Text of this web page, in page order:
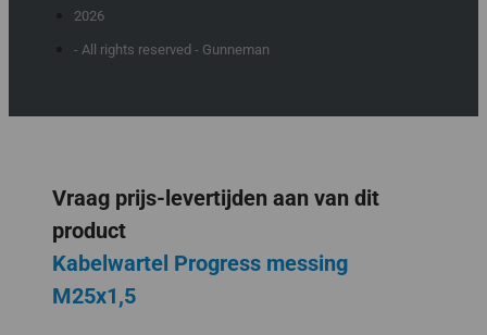
2026
- All rights reserved - Gunneman
Vraag prijs-levertijden aan van dit
product
Kabelwartel Progress messing
M25x1,5